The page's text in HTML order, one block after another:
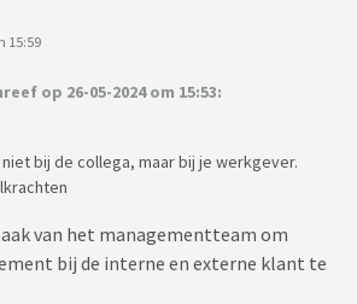
15:59
op 26-05-2024 om 15:53:
bij de collega, maar bij je werkgever.
van het managementteam om
bij de interne en externe klant te